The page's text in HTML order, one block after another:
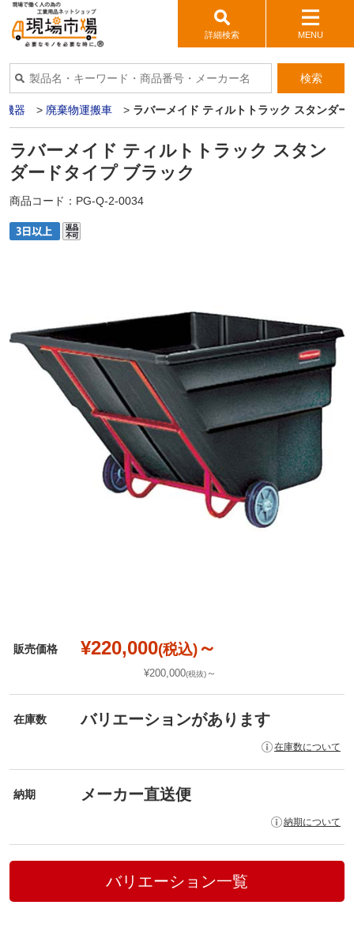
詳細検索 MENU
検索
機器 > 廃棄物運搬車 > ラバーメイド ティルトトラック スタンダー
ラバーメイド ティルトトラック スタン
ダードタイプ ブラック
商品コード： PG-Q-2-0034
販売価格 ¥220,000(税込)～
¥200,000(税抜)～
在庫数 バリエーションがあります
在庫数について
納期 メーカー直送便
納期について
バリエーション一覧